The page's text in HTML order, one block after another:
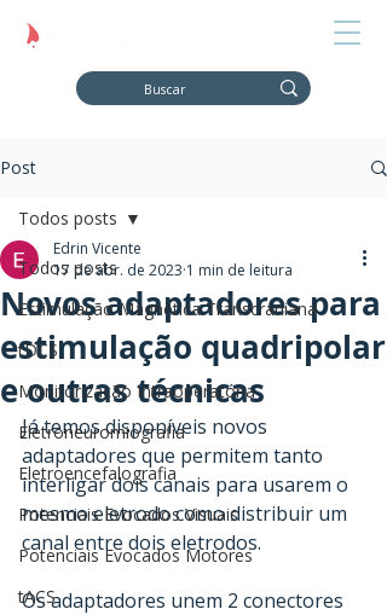
Post
Todos posts
Estimulação Magnética Transcraniana
tDCS
Monitorização Intraoperatória
Eletroneuromiografia
Eletroencefalografia
Potenciais Evocados Visuais
Potenciais Evocados Motores
tACS
Todos posts
Novos adaptadores para
estimulação quadripolar
e outras técnicas
Edrin Vicente
17 de abr. de 2023 1 min de leitura
Já temos disponíveis novos
adaptadores que permitem tanto
interligar dois canais para usarem o
mesmo eletrodo como distribuir um
canal entre dois eletrodos.
Os adaptadores unem 2 conectores